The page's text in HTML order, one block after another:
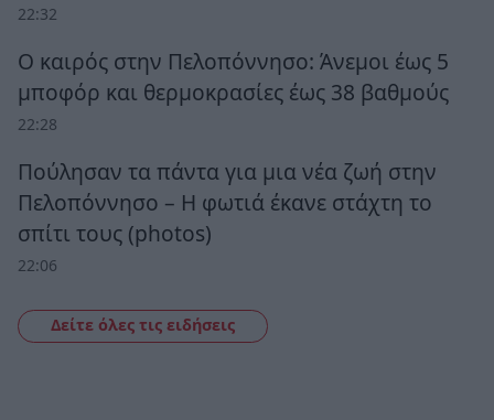
22:32
Ο καιρός στην Πελοπόννησο: Άνεμοι έως 5
μποφόρ και θερμοκρασίες έως 38 βαθμούς
22:28
Πούλησαν τα πάντα για μια νέα ζωή στην
Πελοπόννησο – Η φωτιά έκανε στάχτη το
σπίτι τους (photos)
22:06
Δείτε όλες τις ειδήσεις